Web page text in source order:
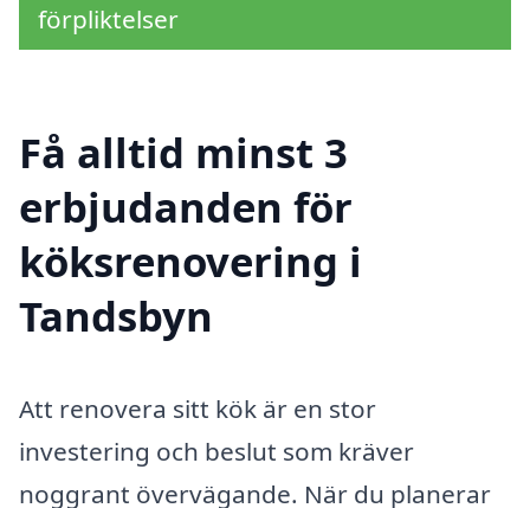
förpliktelser
Få alltid minst 3
erbjudanden för
köksrenovering i
Tandsbyn
Att renovera sitt kök är en stor
investering och beslut som kräver
noggrant övervägande. När du planerar